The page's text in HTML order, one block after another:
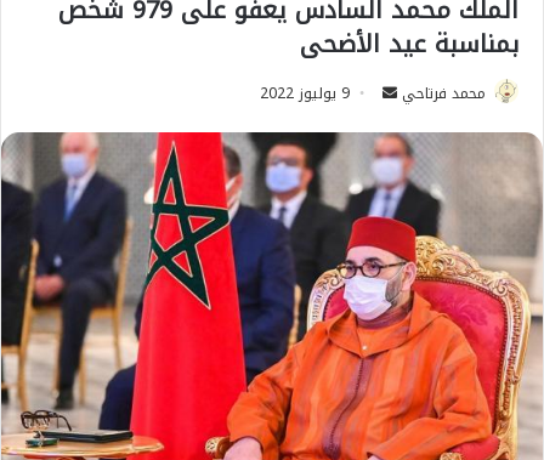
الملك محمد السادس يعفو على 979 شخص
بمناسبة عيد الأضحى
محمد فرتاحي
n
d
a
n
e
m
a
i
l
9 يوليوز 2022